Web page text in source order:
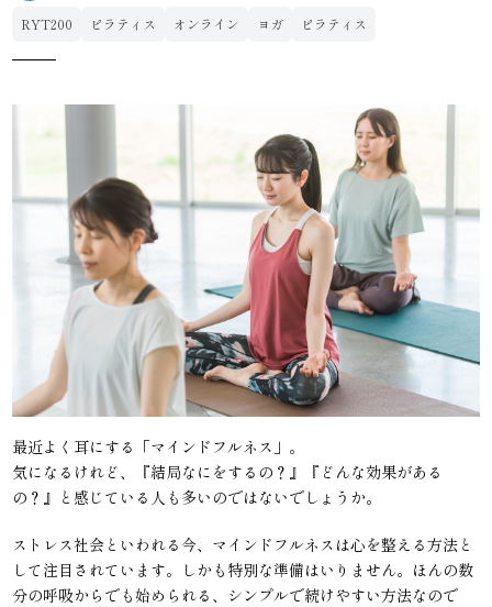
RYT200
ピラティス オンライン ヨガ ピラティス
最近よく耳にする「マインドフルネス」。
気になるけれど、『結局なにをするの？』『どんな効果がある
の？』と感じている人も多いのではないでしょうか。
ストレス社会といわれる今、マインドフルネスは心を整える方法と
して注目されています。しかも特別な準備はいりません。ほんの数
分の呼吸からでも始められる、シンプルで続けやすい方法なので